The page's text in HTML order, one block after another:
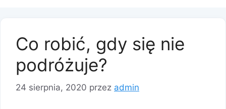
Co robić, gdy się nie
podróżuje?
24 sierpnia, 2020 przez admin